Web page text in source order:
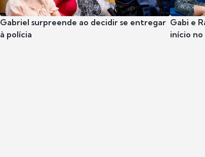
Gabriel surpreende ao decidir se entregar
à polícia
Gabi e
início